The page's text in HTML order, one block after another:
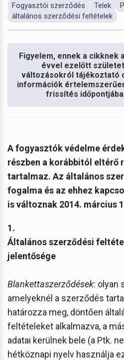
Fogyasztói szerződés
Telek
általános szerződési feltételek
Figyelem, ennek a cikknek
évvel ezelőtt
változásokról tájékoztató
információk
frissítés
A fogyasztók védelme
részben a korábbitól eltérő
tartalmaz. Az általános
fogalma és az ehhez
is változnak 2014. március
1.
Általános szerződési
jelentősége
Blankettaszerződések: olyan
amelyeknél a szerződés
határozza meg, döntően
feltételeket alkalmazva, a
adatai kerülnek bele (a Ptk.
hétköznapi nyelv használja